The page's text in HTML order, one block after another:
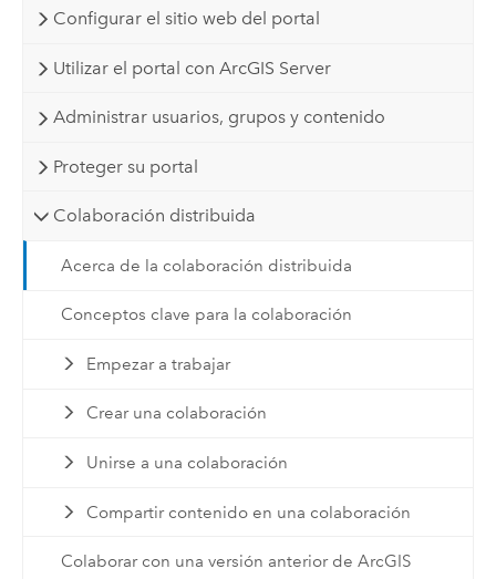
Configurar el sitio web del portal
Utilizar el portal con ArcGIS Server
Administrar usuarios, grupos y contenido
Proteger su portal
Colaboración distribuida
Acerca de la colaboración distribuida
Conceptos clave para la colaboración
Empezar a trabajar
Crear una colaboración
Unirse a una colaboración
Compartir contenido en una colaboración
Colaborar con una versión anterior de ArcGIS